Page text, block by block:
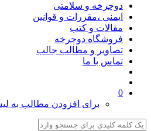
دوچرخه و سلامتی
ایمنی ،مقررات و قوانین
مقالات و کتب
فروشگاه دوچرخه
تصاویر و مطالب جالب
تماس با ما
0
برای افزودن مطالب به